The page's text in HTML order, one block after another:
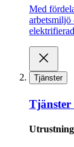
Med
arbetsmiljö
Tjänster
Tjänster